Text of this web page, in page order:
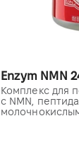
Enzym NMN
Комплекс для
с NMN,